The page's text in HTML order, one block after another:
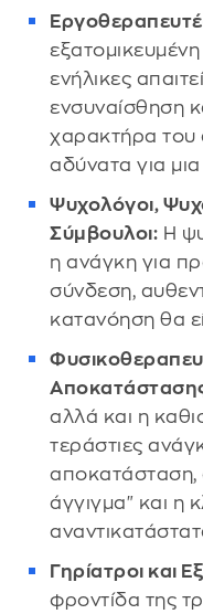
ενήλικες
ενσυναίσθηση
χαρακτήρα
αδύνατα για
Ψυχολόγοι,
Σύμβουλοι: Η
η ανάγκη για
σύνδεση,
κατανόηση θα
αλλά και η
τεράστιες
αποκατάσταση,
άγγιγμα" και η
Γηρίατροι και
φροντίδα της